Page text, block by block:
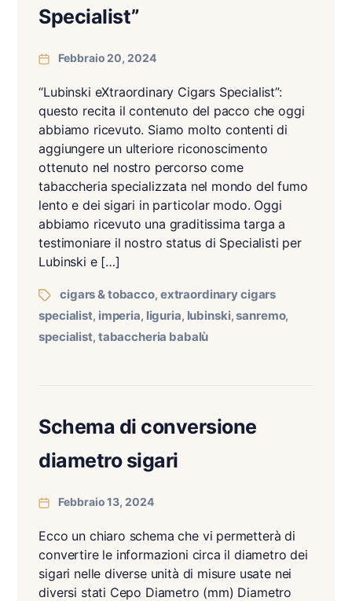
Specialist”
Febbraio 20, 2024
“Lubinski eXtraordinary Cigars Specialist”:
questo recita il contenuto del pacco che oggi
abbiamo ricevuto. Siamo molto contenti di
aggiungere un ulteriore riconoscimento
ottenuto nel nostro percorso come
tabaccheria specializzata nel mondo del fumo
lento e dei sigari in particolar modo. Oggi
abbiamo ricevuto una graditissima targa a
testimoniare il nostro status di Specialisti per
Lubinski e […]
cigars & tobacco, extraordinary cigars
specialist, imperia, liguria, lubinski,sanremo,
specialist, tabaccheria babalù
Schema di conversione
diametro sigari
Febbraio 13, 2024
Ecco un chiaro schema che vi permetterà di
convertire le informazioni circa il diametro dei
sigari nelle diverse unità di misure usate nei
diversi stati Cepo Diametro (mm) Diametro